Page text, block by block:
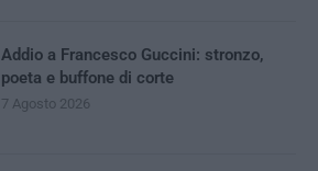
Addio a Francesco Guccini: stronzo,
poeta e buffone di corte
7 Agosto 2026